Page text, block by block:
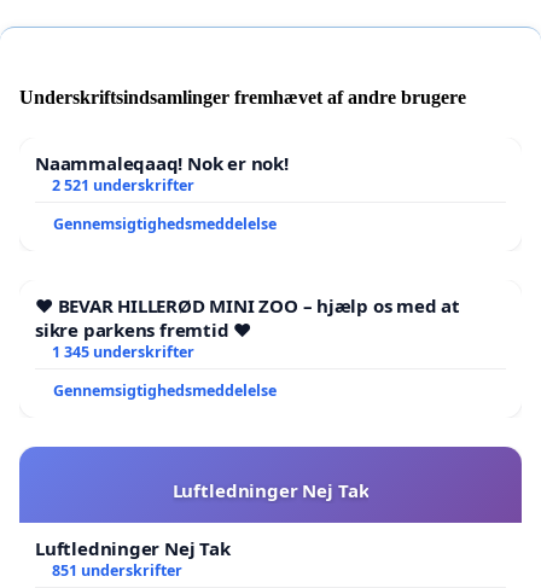
Underskriftsindsamlinger fremhævet af andre brugere
Naammaleqaaq! Nok er nok!
2 521 underskrifter
Gennemsigtighedsmeddelelse
❤️ BEVAR HILLERØD MINI ZOO – hjælp os med at
sikre parkens fremtid ❤️
1 345 underskrifter
Gennemsigtighedsmeddelelse
Luftledninger Nej Tak
Luftledninger Nej Tak
851 underskrifter